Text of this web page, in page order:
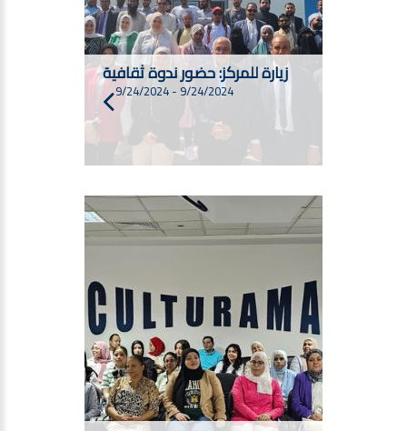
زيارة للمركز: حضور ندوة ثقافية
9/24/2024
-
9/24/2024